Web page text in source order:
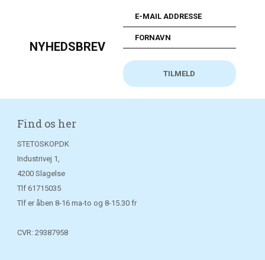
NYHEDSBREV
Find os her
STETOSKOP.DK
Industrivej 1,
4200 Slagelse
Tlf 61715035
Tlf er åben 8-16 ma-to og 8-15.30 fr
CVR: 29387958